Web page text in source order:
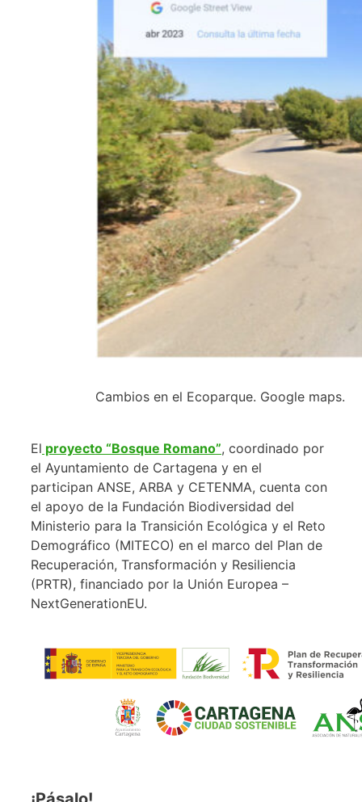
Cambios en el Ecoparque. Google maps.
El proyecto “Bosque Romano”, coordinado por
el Ayuntamiento de Cartagena y en el
participan ANSE, ARBA y CETENMA, cuenta con
el apoyo de la Fundación Biodiversidad del
Ministerio para la Transición Ecológica y el Reto
Demográfico (MITECO) en el marco del Plan de
Recuperación, Transformación y Resiliencia
(PRTR), financiado por la Unión Europea –
NextGenerationEU.